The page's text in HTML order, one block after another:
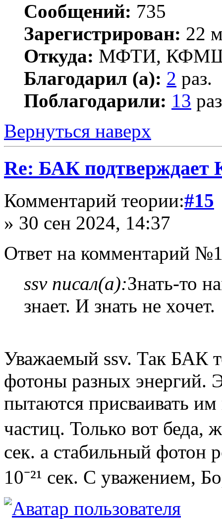
Сообщений: 735
Зарегистрирован: 22
Откуда: МФТИ,
Благодарил (а): 2 раз.
Поблагодарили: 13
Вернуться наверх
Re: БАК
Комментарий теории:#15
» 30 сен 2024, 14:37
Ответ на комментарий
ssv писал(а):Знать-то
знает. И знать не хочет.
Уважаемый ssv. Так БАК
фотоны разных энергий.
пытаются присваивать им
частиц. Только вот беда,
сек. а стабильный фотон
10⁻²¹ сек. С уважением,